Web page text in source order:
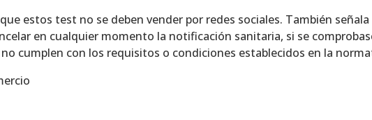
estos test no se deben vender por redes sociales. También
en cualquier momento la notificación sanitaria, si se
cumplen con los requisitos o condiciones establecidos en la